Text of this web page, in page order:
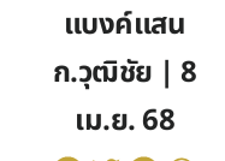
แบงค์แสน
ก.วุฒิชัย | 8
เม.ย. 68